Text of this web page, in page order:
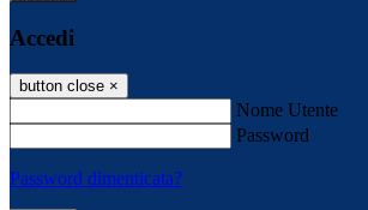
Accedi
button close ×
Nome Utente
Password
Password dimenticata?